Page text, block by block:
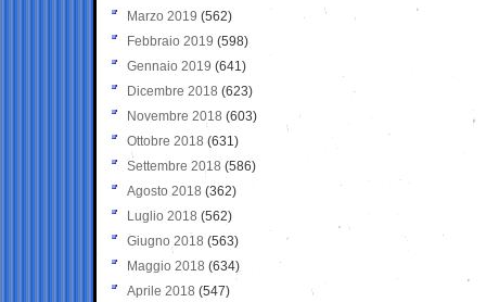
Marzo 2019 (562)
Febbraio 2019 (598)
Gennaio 2019 (641)
Dicembre 2018 (623)
Novembre 2018 (603)
Ottobre 2018 (631)
Settembre 2018 (586)
Agosto 2018 (362)
Luglio 2018 (562)
Giugno 2018 (563)
Maggio 2018 (634)
Aprile 2018 (547)